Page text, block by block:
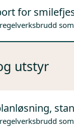
for
utstyr